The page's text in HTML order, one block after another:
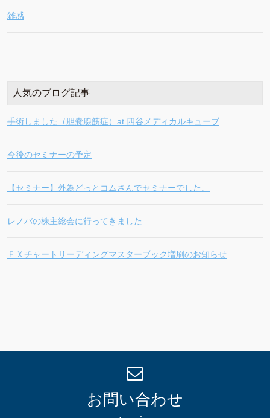
雑感
人気のブログ記事
手術しました（胆嚢腺筋症）at 四谷メディカルキューブ
今後のセミナーの予定
【セミナー】外為どっとコムさんでセミナーでした。
レノバの株主総会に行ってきました
ＦＸチャートリーディングマスターブック増刷のお知らせ
お問い合わせ